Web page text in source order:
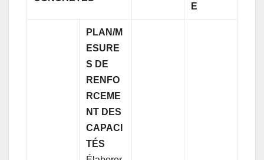
E
PLAN/M
ESURE
S DE
RENFO
RCEME
NT DES
CAPACI
TÉS